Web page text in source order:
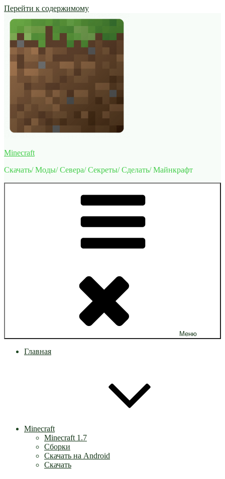
Перейти к содержимому
Minecraft
Скачать/ Моды/ Севера/ Секреты/ Сделать/ Майнкрафт
Меню
Главная
Minecraft
Minecraft 1.7
Сборки
Скачать на Android
Скачать